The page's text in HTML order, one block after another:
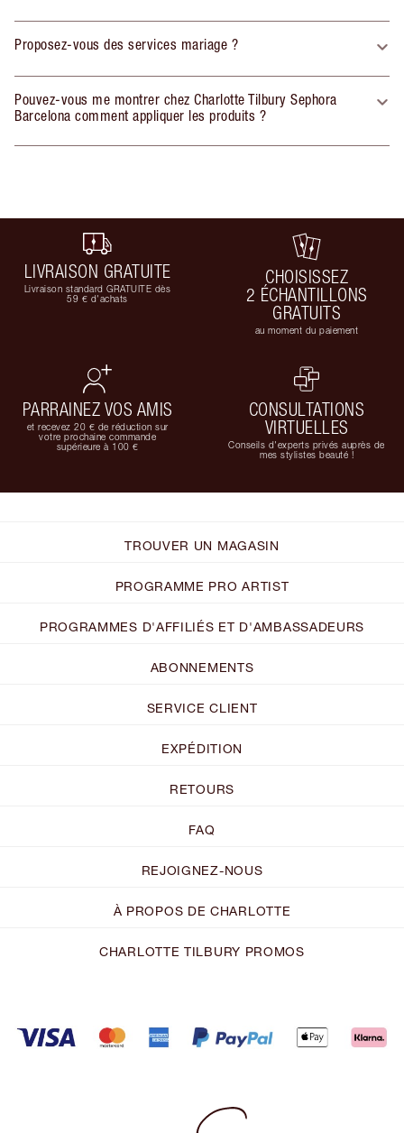
Proposez-vous des services mariage ?
Pouvez-vous me montrer chez Charlotte Tilbury Sephora
Barcelona comment appliquer les produits ?
LIVRAISON GRATUITE
Livraison standard GRATUITE dès
59 € d'achats
CHOISISSEZ
2 ÉCHANTILLONS
GRATUITS
au moment du paiement
PARRAINEZ VOS AMIS
et recevez 20 € de réduction sur
votre prochaine commande
supérieure à 100 €
CONSULTATIONS
VIRTUELLES
Conseils d'experts privés auprès de
mes stylistes beauté !
TROUVER UN MAGASIN
PROGRAMME PRO ARTIST
PROGRAMMES D'AFFILIÉS ET D'AMBASSADEURS
ABONNEMENTS
SERVICE CLIENT
EXPÉDITION
RETOURS
FAQ
REJOIGNEZ-NOUS
À PROPOS DE CHARLOTTE
CHARLOTTE TILBURY PROMOS